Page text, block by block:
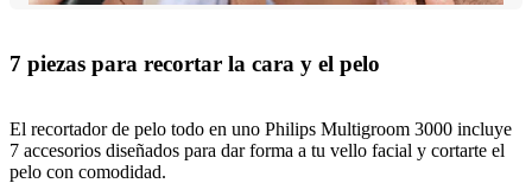
7 piezas para recortar la cara y el pelo
El recortador de pelo todo en uno Philips Multigroom 3000 incluye
7 accesorios diseñados para dar forma a tu vello facial y cortarte el
pelo con comodidad.